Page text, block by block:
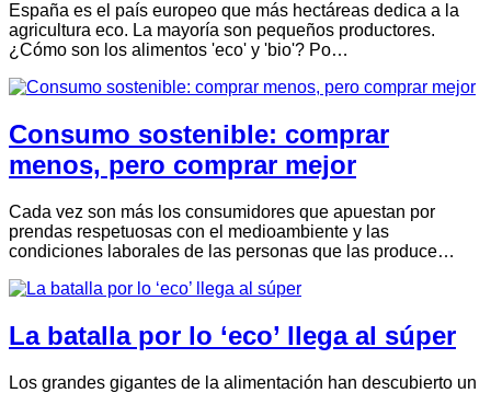
España es el país europeo que más hectáreas dedica a la
agricultura eco. La mayoría son pequeños productores.
¿Cómo son los alimentos 'eco' y 'bio'? Po…
Consumo sostenible: comprar
menos, pero comprar mejor
Cada vez son más los consumidores que apuestan por
prendas respetuosas con el medioambiente y las
condiciones laborales de las personas que las produce…
La batalla por lo ‘eco’ llega al súper
Los grandes gigantes de la alimentación han descubierto un